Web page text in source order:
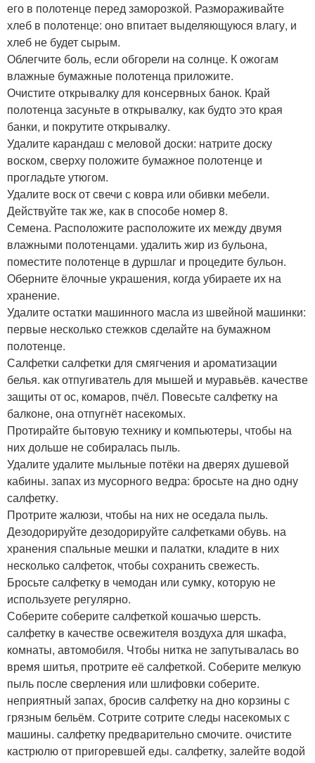
его в полотенце перед заморозкой. Размораживайте
хлеб в полотенце: оно впитает выделяющуюся влагу, и
хлеб не будет сырым.
Облегчите боль, если обгорели на солнце. К ожогам
влажные бумажные полотенца приложите.
Очистите открывалку для консервных банок. Край
полотенца засуньте в открывалку, как будто это края
банки, и покрутите открывалку.
Удалите карандаш с меловой доски: натрите доску
воском, сверху положите бумажное полотенце и
прогладьте утюгом.
Удалите воск от свечи с ковра или обивки мебели.
Действуйте так же, как в способе номер 8.
Семена. Расположите расположите их между двумя
влажными полотенцами. удалить жир из бульона,
поместите полотенце в дуршлаг и процедите бульон.
Оберните ёлочные украшения, когда убираете их на
хранение.
Удалите остатки машинного масла из швейной машинки:
первые несколько стежков сделайте на бумажном
полотенце.
Салфетки салфетки для смягчения и ароматизации
белья. как отпугиватель для мышей и муравьёв. качестве
защиты от ос, комаров, пчёл. Повесьте салфетку на
балконе, она отпугнёт насекомых.
Протирайте бытовую технику и компьютеры, чтобы на
них дольше не собиралась пыль.
Удалите удалите мыльные потёки на дверях душевой
кабины. запах из мусорного ведра: бросьте на дно одну
салфетку.
Протрите жалюзи, чтобы на них не оседала пыль.
Дезодорируйте дезодорируйте салфетками обувь. на
хранения спальные мешки и палатки, кладите в них
несколько салфеток, чтобы сохранить свежесть.
Бросьте салфетку в чемодан или сумку, которую не
используете регулярно.
Соберите соберите салфеткой кошачью шерсть.
салфетку в качестве освежителя воздуха для шкафа,
комнаты, автомобиля. Чтобы нитка не запутывалась во
время шитья, протрите её салфеткой. Соберите мелкую
пыль после сверления или шлифовки соберите.
неприятный запах, бросив салфетку на дно корзины с
грязным бельём. Сотрите сотрите следы насекомых с
машины. салфетку предварительно смочите. очистите
кастрюлю от пригоревшей еды. салфетку, залейте водой